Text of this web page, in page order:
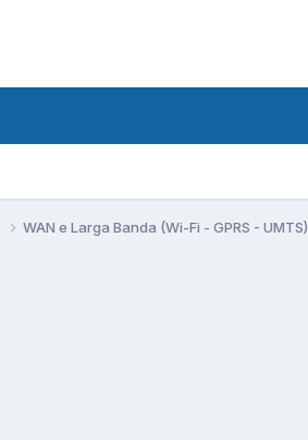
WAN e Larga Banda (Wi-Fi - GPRS - UMTS)